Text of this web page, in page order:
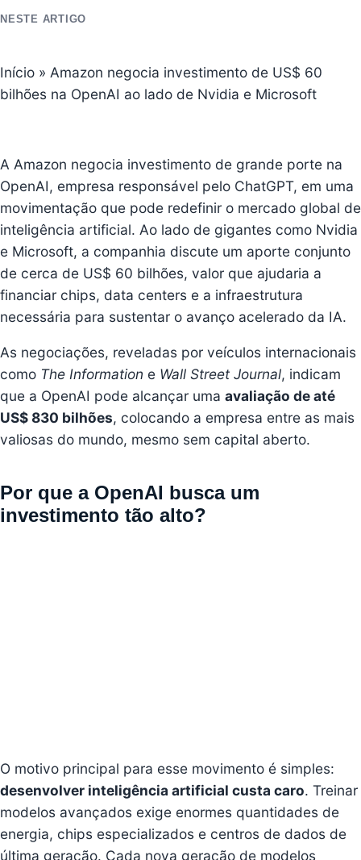
NESTE ARTIGO
Início » Amazon negocia investimento de US$ 60
bilhões na OpenAI ao lado de Nvidia e Microsoft
A Amazon negocia investimento de grande porte na
OpenAI, empresa responsável pelo ChatGPT, em uma
movimentação que pode redefinir o mercado global de
inteligência artificial. Ao lado de gigantes como Nvidia
e Microsoft, a companhia discute um aporte conjunto
de cerca de US$ 60 bilhões, valor que ajudaria a
financiar chips, data centers e a infraestrutura
necessária para sustentar o avanço acelerado da IA.
As negociações, reveladas por veículos internacionais
como The Information e Wall Street Journal, indicam
que a OpenAI pode alcançar uma avaliação de até
US$ 830 bilhões, colocando a empresa entre as mais
valiosas do mundo, mesmo sem capital aberto.
Por que a OpenAI busca um
investimento tão alto?
O motivo principal para esse movimento é simples:
desenvolver inteligência artificial custa caro. Treinar
modelos avançados exige enormes quantidades de
energia, chips especializados e centros de dados de
última geração. Cada nova geração de modelos